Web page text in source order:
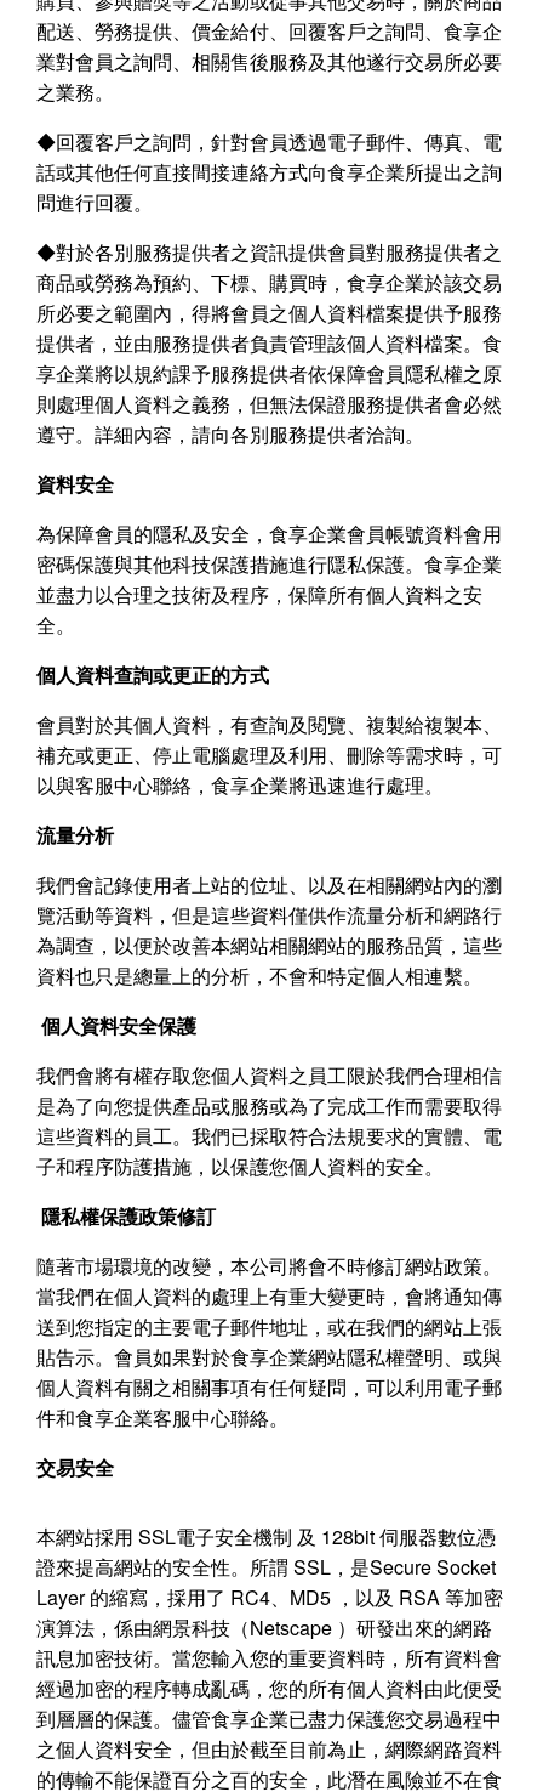
配送、勞務提供、價金給付、回覆客戶之詢問、食享企
業對會員之詢問、相關售後服務及其他遂行交易所必要
之業務。
◆回覆客戶之詢問，針對會員透過電子郵件、傳真、電
話或其他任何直接間接連絡方式向食享企業所提出之詢
問進行回覆。
◆對於各別服務提供者之資訊提供會員對服務提供者之
商品或勞務為預約、下標、購買時，食享企業於該交易
所必要之範圍內，得將會員之個人資料檔案提供予服務
提供者，並由服務提供者負責管理該個人資料檔案。食
享企業將以規約課予服務提供者依保障會員隱私權之原
則處理個人資料之義務，但無法保證服務提供者會必然
遵守。詳細內容，請向各別服務提供者洽詢。
資料安全
為保障會員的隱私及安全，食享企業會員帳號資料會用
密碼保護與其他科技保護措施進行隱私保護。食享企業
並盡力以合理之技術及程序，保障所有個人資料之安
全。
個人資料查詢或更正的方式
會員對於其個人資料，有查詢及閱覽、複製給複製本、
補充或更正、停止電腦處理及利用、刪除等需求時，可
以與客服中心聯絡，食享企業將迅速進行處理。
流量分析
我們會記錄使用者上站的位址、以及在相關網站內的瀏
覽活動等資料，但是這些資料僅供作流量分析和網路行
為調查，以便於改善本網站相關網站的服務品質，這些
資料也只是總量上的分析，不會和特定個人相連繫。
個人資料安全保護
我們會將有權存取您個人資料之員工限於我們合理相信
是為了向您提供產品或服務或為了完成工作而需要取得
這些資料的員工。我們已採取符合法規要求的實體、電
子和程序防護措施，以保護您個人資料的安全。
隱私權保護政策修訂
隨著市場環境的改變，本公司將會不時修訂網站政策。
當我們在個人資料的處理上有重大變更時，會將通知傳
送到您指定的主要電子郵件地址，或在我們的網站上張
貼告示。會員如果對於食享企業網站隱私權聲明、或與
個人資料有關之相關事項有任何疑問，可以利用電子郵
件和食享企業客服中心聯絡。
交易安全
本網站採用 SSL電子安全機制 及 128bit伺服器數位憑
證來提高網站的安全性。所謂 SSL ，是Secure Socket
Layer的縮寫，採用了 RC4、 MD5 ，以及 RSA等加密
演算法，係由網景科技（Netscape ）研發出來的網路
訊息加密技術。當您輸入您的重要資料時，所有資料會
經過加密的程序轉成亂碼，您的所有個人資料由此便受
到層層的保護。儘管食享企業已盡力保護您交易過程中
之個人資料安全，但由於截至目前為止，網際網路資料
的傳輸不能保證百分之百的安全，此潛在風險並不在食